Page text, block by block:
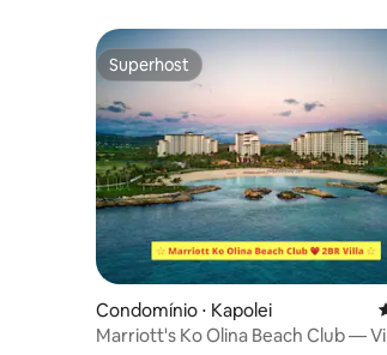
Superhost
Superhost
Condomínio ⋅ Kapolei
Marriott's Ko Olina Beach Club —